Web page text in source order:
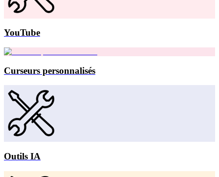
YouTube
Curseurs personnalisés
Outils IA